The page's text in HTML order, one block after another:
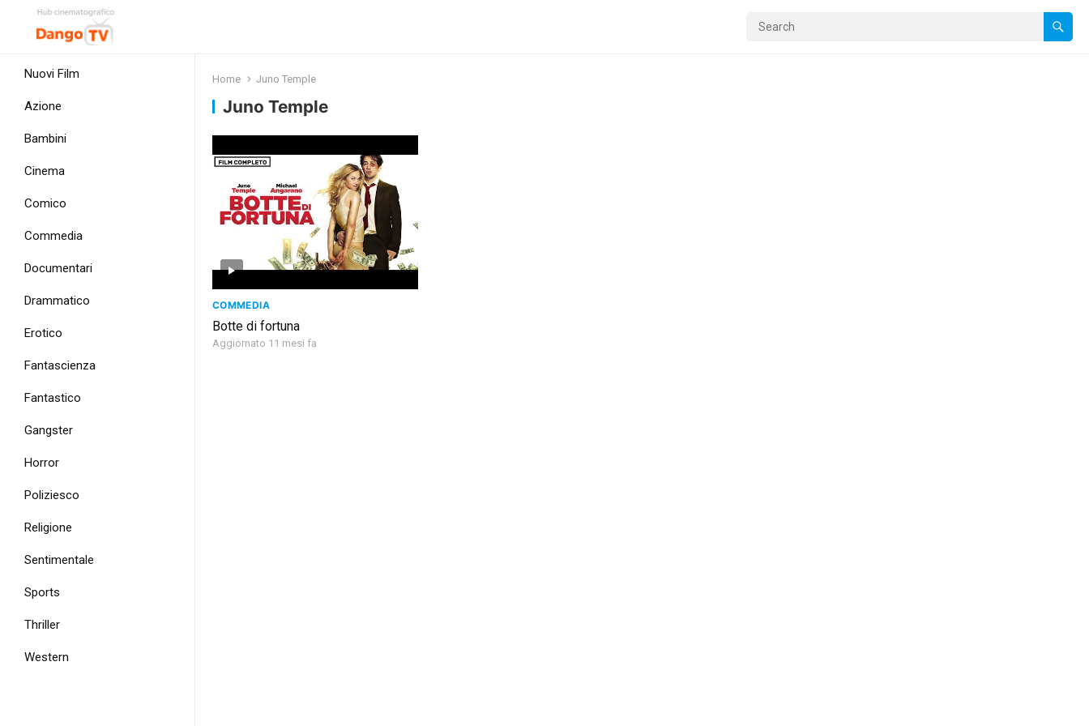
Nuovi Film
Azione
Bambini
Cinema
Comico
Commedia
Documentari
Drammatico
Erotico
Fantascienza
Fantastico
Gangster
Horror
Poliziesco
Religione
Sentimentale
Sports
Thriller
Western
Home Juno Temple
Juno Temple
COMMEDIA
Botte di fortuna
Aggiornato 11 mesi fa